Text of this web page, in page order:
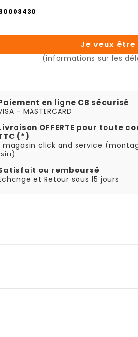
Je veux
(informations sur les
en ligne CB sécurisé
- MASTERCARD
OFFERTE pour toute
(*)
magasin click and service
ou remboursé
et Retour sous 15 jours